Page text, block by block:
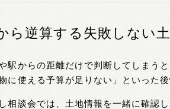
ら逆算する失敗しない
駅からの距離だけで判断してしまう
に使える予算が足りない」といった
相談会では、土地情報を一緒に確認